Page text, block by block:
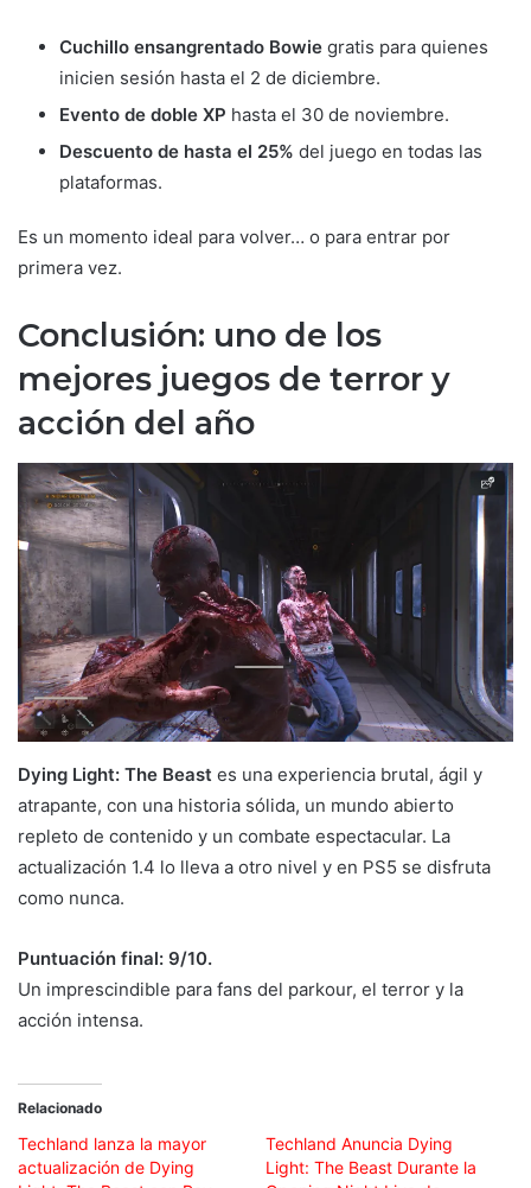
Cuchillo ensangrentado Bowie gratis para quienes
inicien sesión hasta el 2 de diciembre.
Evento de doble XP hasta el 30 de noviembre.
Descuento de hasta el 25% del juego en todas las
plataformas.
Es un momento ideal para volver… o para entrar por
primera vez.
Conclusión: uno de los
mejores juegos de terror y
acción del año
Dying Light: The Beast es una experiencia brutal, ágil y
atrapante, con una historia sólida, un mundo abierto
repleto de contenido y un combate espectacular. La
actualización 1.4 lo lleva a otro nivel y en PS5 se disfruta
como nunca.
Puntuación final: 9/10.
Un imprescindible para fans del parkour, el terror y la
acción intensa.
Relacionado
Techland lanza la mayor
actualización de Dying
Techland Anuncia Dying
Light: The Beast Durante la